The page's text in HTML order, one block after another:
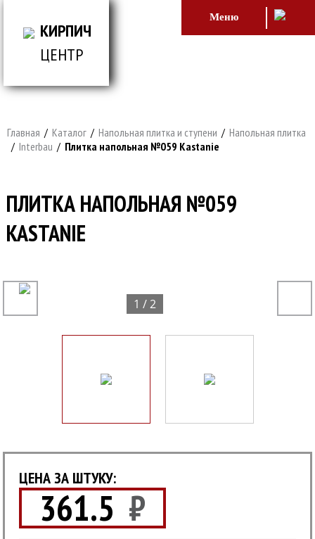
КИРПИЧ
ЦЕНТР
Меню
Главная / Каталог / Напольная плитка и ступени / Напольная плитка
/ Interbau / Плитка напольная №059 Kastanie
ПЛИТКА НАПОЛЬНАЯ №059
KASTANIE
1 / 2
ЦЕНА ЗА ШТУКУ:
361.5 ₽